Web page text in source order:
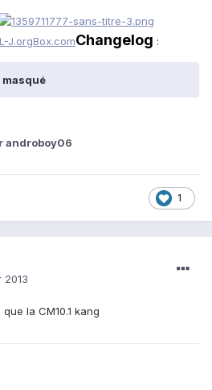
J.orgBox.comChangelog :
masqué
androboy06
1
2013
la CM10.1 kang